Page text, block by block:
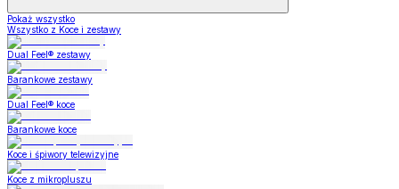
Pokaż wszystko
Wszystko z Koce i zestawy
Dual Feel® zestawy
Barankowe zestawy
Dual Feel® koce
Barankowe koce
Koce i śpiwory telewizyjne
Koce z mikropluszu